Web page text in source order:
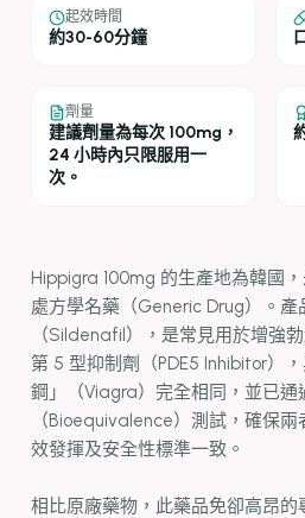
起效時間
約30-60分鐘
劑量
建議劑量為每次 100mg，
24 小時內只限服用一
次。
Hippigra 100mg 的生產地為韓國
處方學名藥（Generic Drug）。
（Sildenafil），是常見用於增強
第 5 型抑制劑（PDE5 Inhibitor）
鋼」（Viagra）完全相同，並已通
（Bioequivalence）測試，確保
效發揮及安全性標準一致。
相比原廠藥物，此藥品免卻高昂